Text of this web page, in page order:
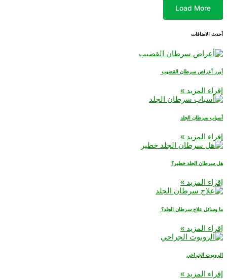
Load More
أحدث الاضافات
أبرز أعراض سرطان القضيب
إقراء المزيد »
أسباب سرطان الجلد
إقراء المزيد »
هل سرطان الجلد خطير؟
إقراء المزيد »
ما وسائل علاج سرطان الجلد؟
إقراء المزيد »
الروبوت الجراحي
إقراء المزيد »